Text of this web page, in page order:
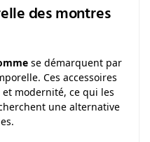
des montres
se démarquent par
Ces accessoires
modernité, ce qui les
une alternative